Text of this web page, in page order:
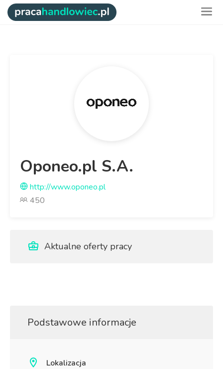
Oponeo.pl S.A.
http://www.oponeo.pl
450
Aktualne oferty pracy
Podstawowe informacje
Lokalizacja